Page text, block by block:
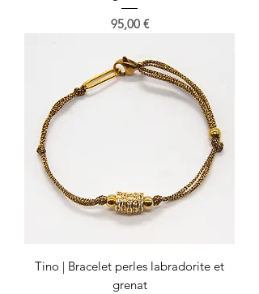
Prix
95,00 €
Tino | Bracelet perles labradorite et
grenat